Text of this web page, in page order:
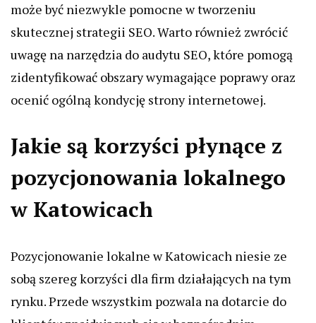
może być niezwykle pomocne w tworzeniu
skutecznej strategii SEO. Warto również zwrócić
uwagę na narzędzia do audytu SEO, które pomogą
zidentyfikować obszary wymagające poprawy oraz
ocenić ogólną kondycję strony internetowej.
Jakie są korzyści płynące z
pozycjonowania lokalnego
w Katowicach
Pozycjonowanie lokalne w Katowicach niesie ze
sobą szereg korzyści dla firm działających na tym
rynku. Przede wszystkim pozwala na dotarcie do